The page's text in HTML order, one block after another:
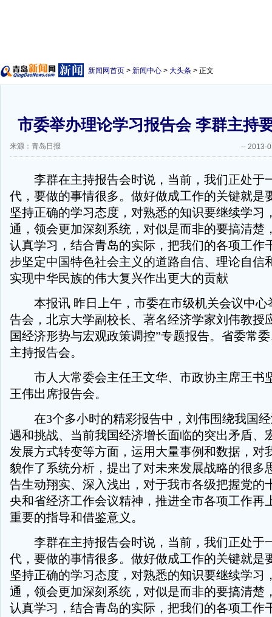
新闻网首页 > 新闻中心 > 大头条 > 正文
市委举办理论学习报告会 李群主持
来源：青岛日报 -- 2013-
李群在主持报告会时说，当前，我们正处于
代，要做的事情很多。做好做成工作的关键就是
坚持正确的学习态度，对熟悉的知识要继续学习
通，领会更加深刻系统，对似是而非的要搞清楚
认真学习，结合青岛的实际，把我们的各项工作
步坚定中国特色社会主义的道路自信、理论自信
实现中华民族的伟大复兴作出更大的贡献
本报讯 昨日上午，市委在市级机关会议中心
告会，北京大学副校长、著名经济学家刘伟教授
国经济形势与宏观政策调控”专题报告。省委常
主持报告会。
市人大常委会主任王文华、市政协主席王书
王伟出席报告会。
在3个多小时的精彩报告中，刘伟围绕我国经
遇和挑战、当前我国经济增长面临的突出矛盾、
发展方式转变等方面，运用大量事例和数据，对
貌作了系统分析，提出了对未来发展战略的很多
告生动翔实、深入浅出，对于我市各级把握党的
央和省经济工作会议精神，推进全市各项工作再
重要的指导和借鉴意义。
李群在主持报告会时说，当前，我们正处于
代，要做的事情很多。做好做成工作的关键就是
坚持正确的学习态度，对熟悉的知识要继续学习
通，领会更加深刻系统，对似是而非的要搞清楚
认真学习，结合青岛的实际，把我们的各项工作